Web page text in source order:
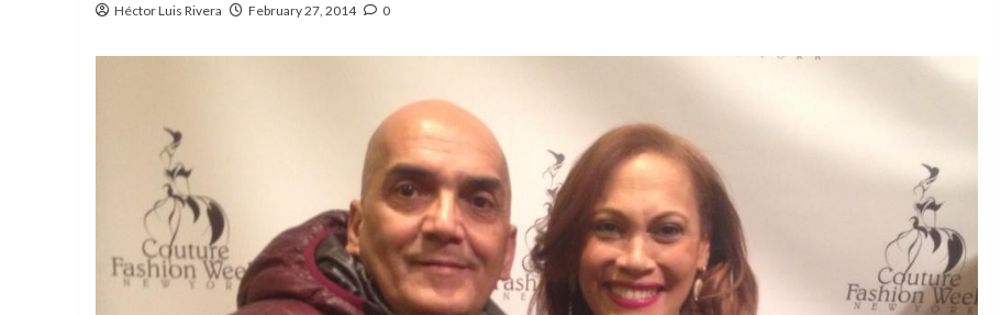
Héctor Luis Rivera February 27, 2014 0